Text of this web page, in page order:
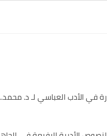
في الأدب العباسي لـ د.